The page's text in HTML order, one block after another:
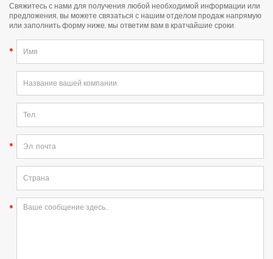
Свяжитесь с нами для получения любой необходимой информации или
предложения, вы можете связаться с нашим отделом продаж напрямую
или заполнить форму ниже, мы ответим вам в кратчайшие сроки.